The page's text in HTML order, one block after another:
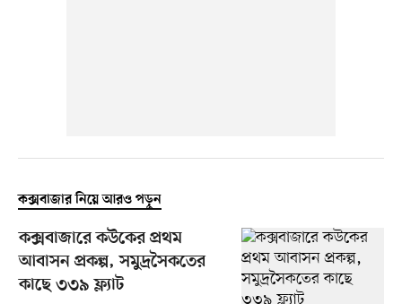
কক্সবাজার নিয়ে আরও পড়ুন
কক্সবাজারে কউকের প্রথম
আবাসন প্রকল্প, সমুদ্রসৈকতের
কাছে ৩৩৯ ফ্ল্যাট